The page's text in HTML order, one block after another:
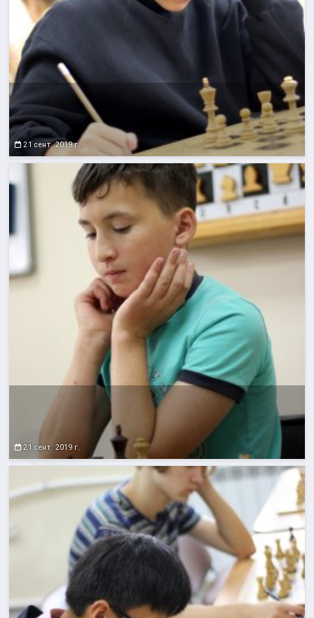
21 сент. 2019 г.
21 сент. 2019 г.